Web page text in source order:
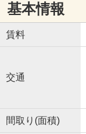
基本情報
賃料
交通
間取り(面積)